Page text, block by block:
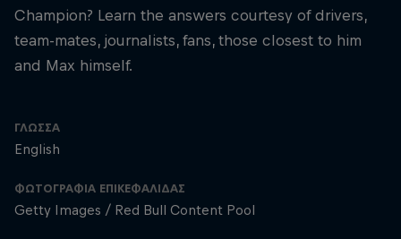
Champion? Learn the answers courtesy of drivers,
team-mates, journalists, fans, those closest to him
and Max himself.
ΓΛΏΣΣΑ
English
ΦΩΤΟΓΡΑΦΊΑ ΕΠΙΚΕΦΑΛΊΔΑΣ
Getty Images / Red Bull Content Pool